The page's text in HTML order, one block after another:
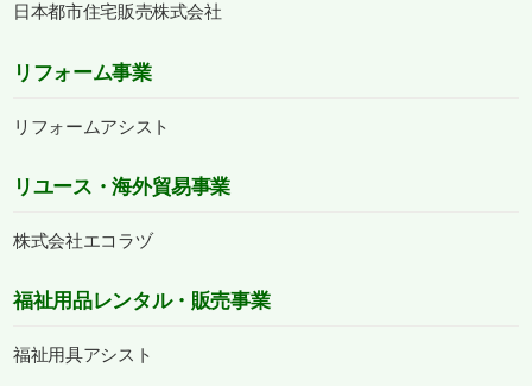
日本都市住宅販売株式会社
リフォーム事業
リフォームアシスト
リユース・海外貿易事業
株式会社エコラヅ
福祉用品レンタル・販売事業
福祉用具アシスト